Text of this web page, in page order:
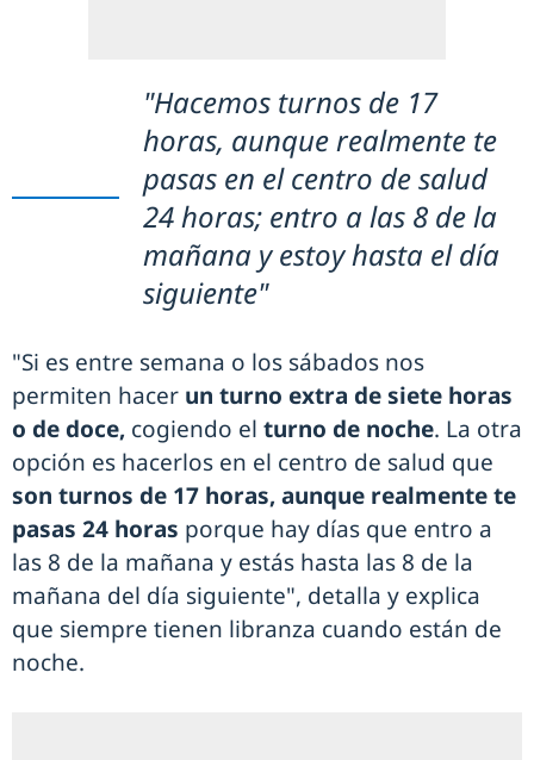
"Hacemos turnos de 17
horas, aunque realmente te
pasas en el centro de salud
24 horas; entro a las 8 de la
mañana y estoy hasta el día
siguiente"
"Si es entre semana o los sábados nos
permiten hacer un turno extra de siete horas
o de doce, cogiendo el turno de noche. La otra
opción es hacerlos en el centro de salud que
son turnos de 17 horas, aunque realmente te
pasas 24 horas porque hay días que entro a
las 8 de la mañana y estás hasta las 8 de la
mañana del día siguiente", detalla y explica
que siempre tienen libranza cuando están de
noche.